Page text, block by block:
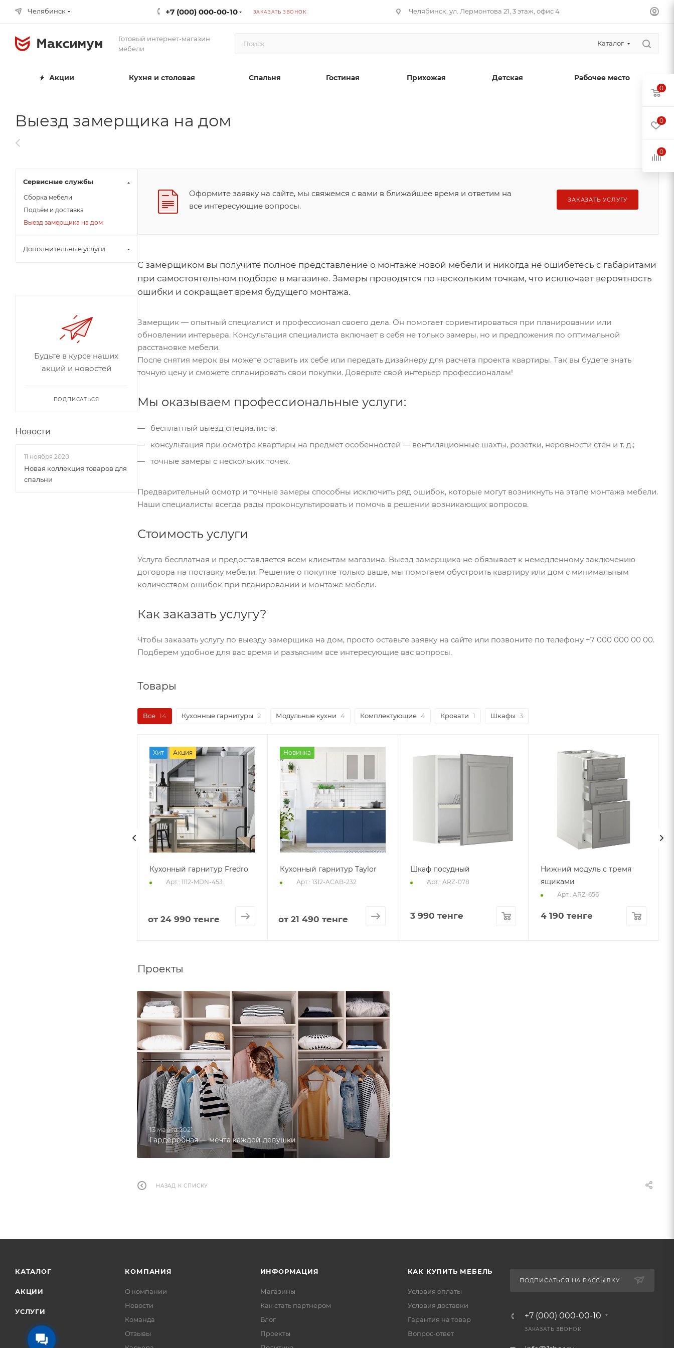
Челябинск +7 (000) 000-00-10 ЗАКАЗАТЬ ЗВОНОК Челябинск, ул. Лермонтова 21, 3 этаж, офис 4
Готовый интернет-магазин
мебели
Каталог
Акции Кухня и столовая Спальня Гостиная Прихожая Детская Рабочее место
Выезд замерщика на дом
Оформите заявку на сайте, мы свяжемся с вами в ближайшее время и ответим на
все интересующие вопросы.
ЗАКАЗАТЬ УСЛУГУ
С замерщиком вы получите полное представление о монтаже новой мебели и никогда не ошибетесь с габаритами
при самостоятельном подборе в магазине. Замеры проводятся по нескольким точкам, что исключает вероятность
ошибки и сокращает время будущего монтажа.
Замерщик — опытный специалист и профессионал своего дела. Он помогает сориентироваться при планировании или
обновлении интерьера. Консультация специалиста включает в себя не только замеры, но и предложения по оптимальной
расстановке мебели.
После снятия мерок вы можете оставить их себе или передать дизайнеру для расчета проекта квартиры. Так вы будете знать
точную цену и сможете спланировать свои покупки. Доверьте свой интерьер профессионалам!
Мы оказываем профессиональные услуги:
бесплатный выезд специалиста;
консультация при осмотре квартиры на предмет особенностей — вентиляционные шахты, розетки, неровности стен и т. д.;
точные замеры с нескольких точек.
Предварительный осмотр и точные замеры способны исключить ряд ошибок, которые могут возникнуть на этапе монтажа мебели.
Наши специалисты всегда рады проконсультировать и помочь в решении возникающих вопросов.
Стоимость услуги
Услуга бесплатная и предоставляется всем клиентам магазина. Выезд замерщика не обязывает к немедленному заключению
договора на поставку мебели. Решение о покупке только ваше, мы помогаем обустроить квартиру или дом с минимальным
количеством ошибок при планировании и монтаже мебели.
Как заказать услугу?
Чтобы заказать услугу по выезду замерщика на дом, просто оставьте заявку на сайте или позвоните по телефону +7 000 000 00 00.
Подберем удобное для вас время и разъясним все интересующие вас вопросы.
Товары
Все 14 Кухонные гарнитуры 2 Модульные кухни 4 Комплектующие 4 Кровати 1 Шкафы 3
Хит Акция
Кухонный гарнитур Fredro
Арт.: 1112-MDN-453
от 24 990 тенге
Новинка
Кухонный гарнитур Taylor
Арт.: 1312-ACAB-232
от 21 490 тенге
Шкаф посудный
Арт.: ARZ-078
3 990 тенге
Нижний модуль с тремя
ящиками
Арт.: ARZ-656
4 190 тенге
Проекты
13 марта 2021
Гардеробная — мечта каждой девушки
НАЗАД К СПИСКУ
Сервисные службы
Сборка мебели
Подъём и доставка
Выезд замерщика на дом
Дополнительные услуги
Будьте в курсе наших
акций и новостей
ПОДПИСАТЬСЯ
Новости
11 ноября 2020
Новая коллекция товаров для
спальни
КАТАЛОГ
АКЦИИ
УСЛУГИ
КОМПАНИЯ
О компании
Новости
Команда
Отзывы
ИНФОРМАЦИЯ
Магазины
Как стать партнером
Блог
Проекты
КАК КУПИТЬ МЕБЕЛЬ
Условия оплаты
Условия доставки
Гарантия на товар
Вопрос-ответ
ПОДПИСАТЬСЯ НА РАССЫЛКУ
+7 (000) 000-00-10
ЗАКАЗАТЬ ЗВОНОК
0
0
0